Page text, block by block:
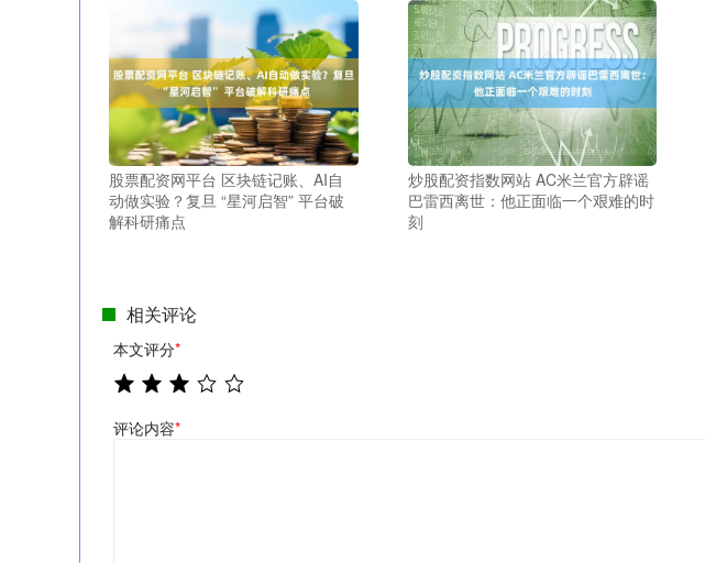
股票配资网平台 区块链记账、AI自
动做实验？复旦 “星河启智” 平台破
解科研痛点
炒股配资指数网站 AC米兰官方辟谣
巴雷西离世：他正面临一个艰难的时
刻
相关评论
本文评分*
评论内容*